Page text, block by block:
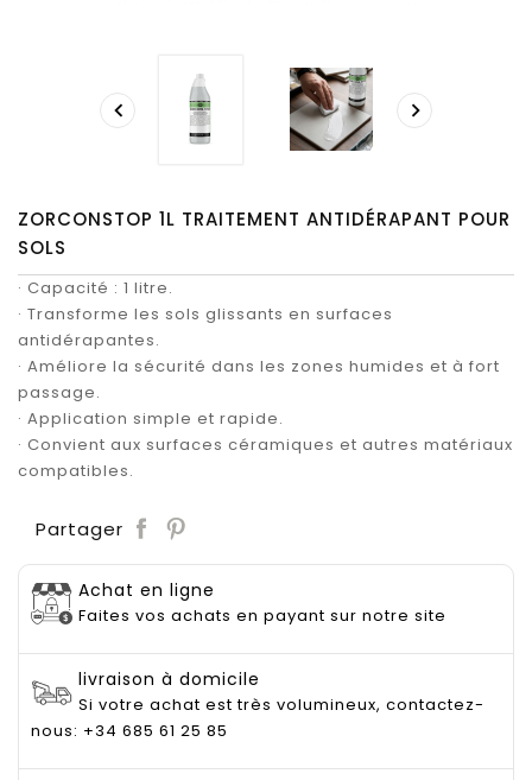
 
ZORCONSTOP 1L TRAITEMENT ANTIDÉRAPANT POUR
SOLS
· Capacité : 1 litre.
· Transforme les sols glissants en surfaces
antidérapantes.
· Améliore la sécurité dans les zones humides et à fort
passage.
· Application simple et rapide.
· Convient aux surfaces céramiques et autres matériaux
compatibles.
Partager
Achat en ligne
Faites vos achats en payant sur notre site
livraison à domicile
Si votre achat est très volumineux, contactez-
nous: +34 685 61 25 85